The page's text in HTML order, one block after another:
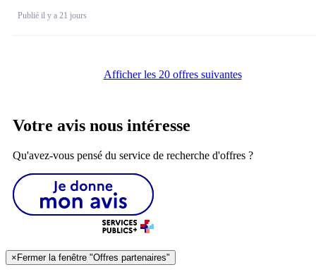
Publié il y a 21 jours
Afficher les 20 offres suivantes
Votre avis nous intéresse
Qu'avez-vous pensé du service de recherche d'offres ?
×Fermer la fenêtre "Offres partenaires"